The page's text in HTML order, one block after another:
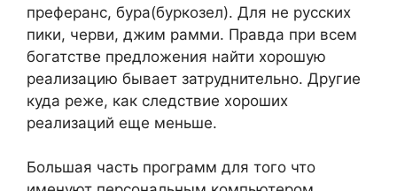
преферанс, бура(буркозел). Для не русских
пики, черви, джим рамми. Правда при всем
богатстве предложения найти хорошую
реализацию бывает затруднительно. Другие
куда реже, как следствие хороших
реализаций еще меньше.
Большая часть программ для того что